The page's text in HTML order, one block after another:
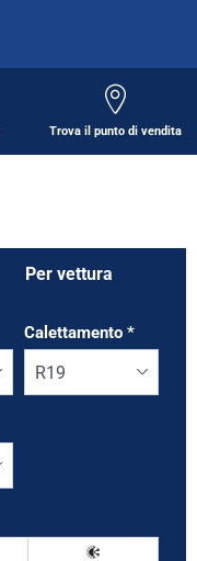
Trova il punto di vendita
Per vettura
Calettamento*